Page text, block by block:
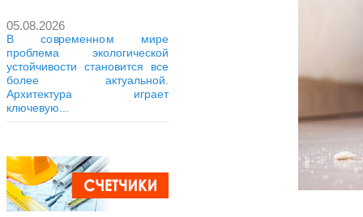
05.08.2026
В современном мире
проблема экологической
устойчивости становится все
более актуальной.
Архитектура играет
ключевую...